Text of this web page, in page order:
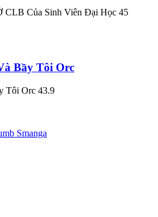
CLB Của Sinh Viên Đại Học 45
Bầy Tôi Orc
Tôi Orc 43.9